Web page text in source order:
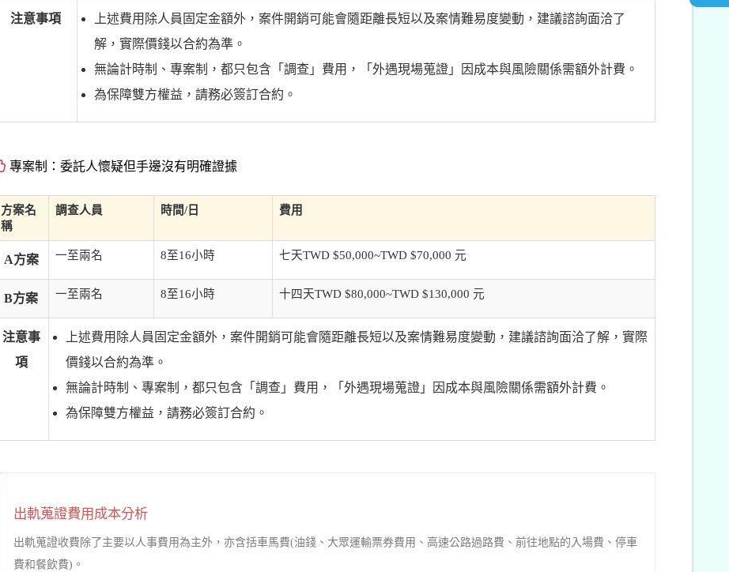
注意事項
上述費用除人員固定金額外，案件開銷可能會隨距離長短以及案情難易度變動，建議諮詢面洽了
解，實際價錢以合約為準。
無論計時制、專案制，都只包含「調查」費用，「外遇現場蒐證」因成本與風險關係需額外計費。
為保障雙方權益，請務必簽訂合約。
專案制：委託人懷疑但手邊沒有明確證據
方案名
稱
調查人員 時間/日 費用
A方案 一至兩名 8至16小時 七天TWD $50,000~TWD $70,000 元
B方案 一至兩名 8至16小時 十四天TWD $80,000~TWD $130,000 元
注意事
項
上述費用除人員固定金額外，案件開銷可能會隨距離長短以及案情難易度變動，建議諮詢面洽了解，實際
價錢以合約為準。
無論計時制、專案制，都只包含「調查」費用，「外遇現場蒐證」因成本與風險關係需額外計費。
為保障雙方權益，請務必簽訂合約。
出軌蒐證費用成本分析
出軌蒐證收費除了主要以人事費用為主外，亦含括車馬費(油錢、大眾運輸票券費用、高速公路過路費、前往地點的入場費、停車
費和餐飲費)。